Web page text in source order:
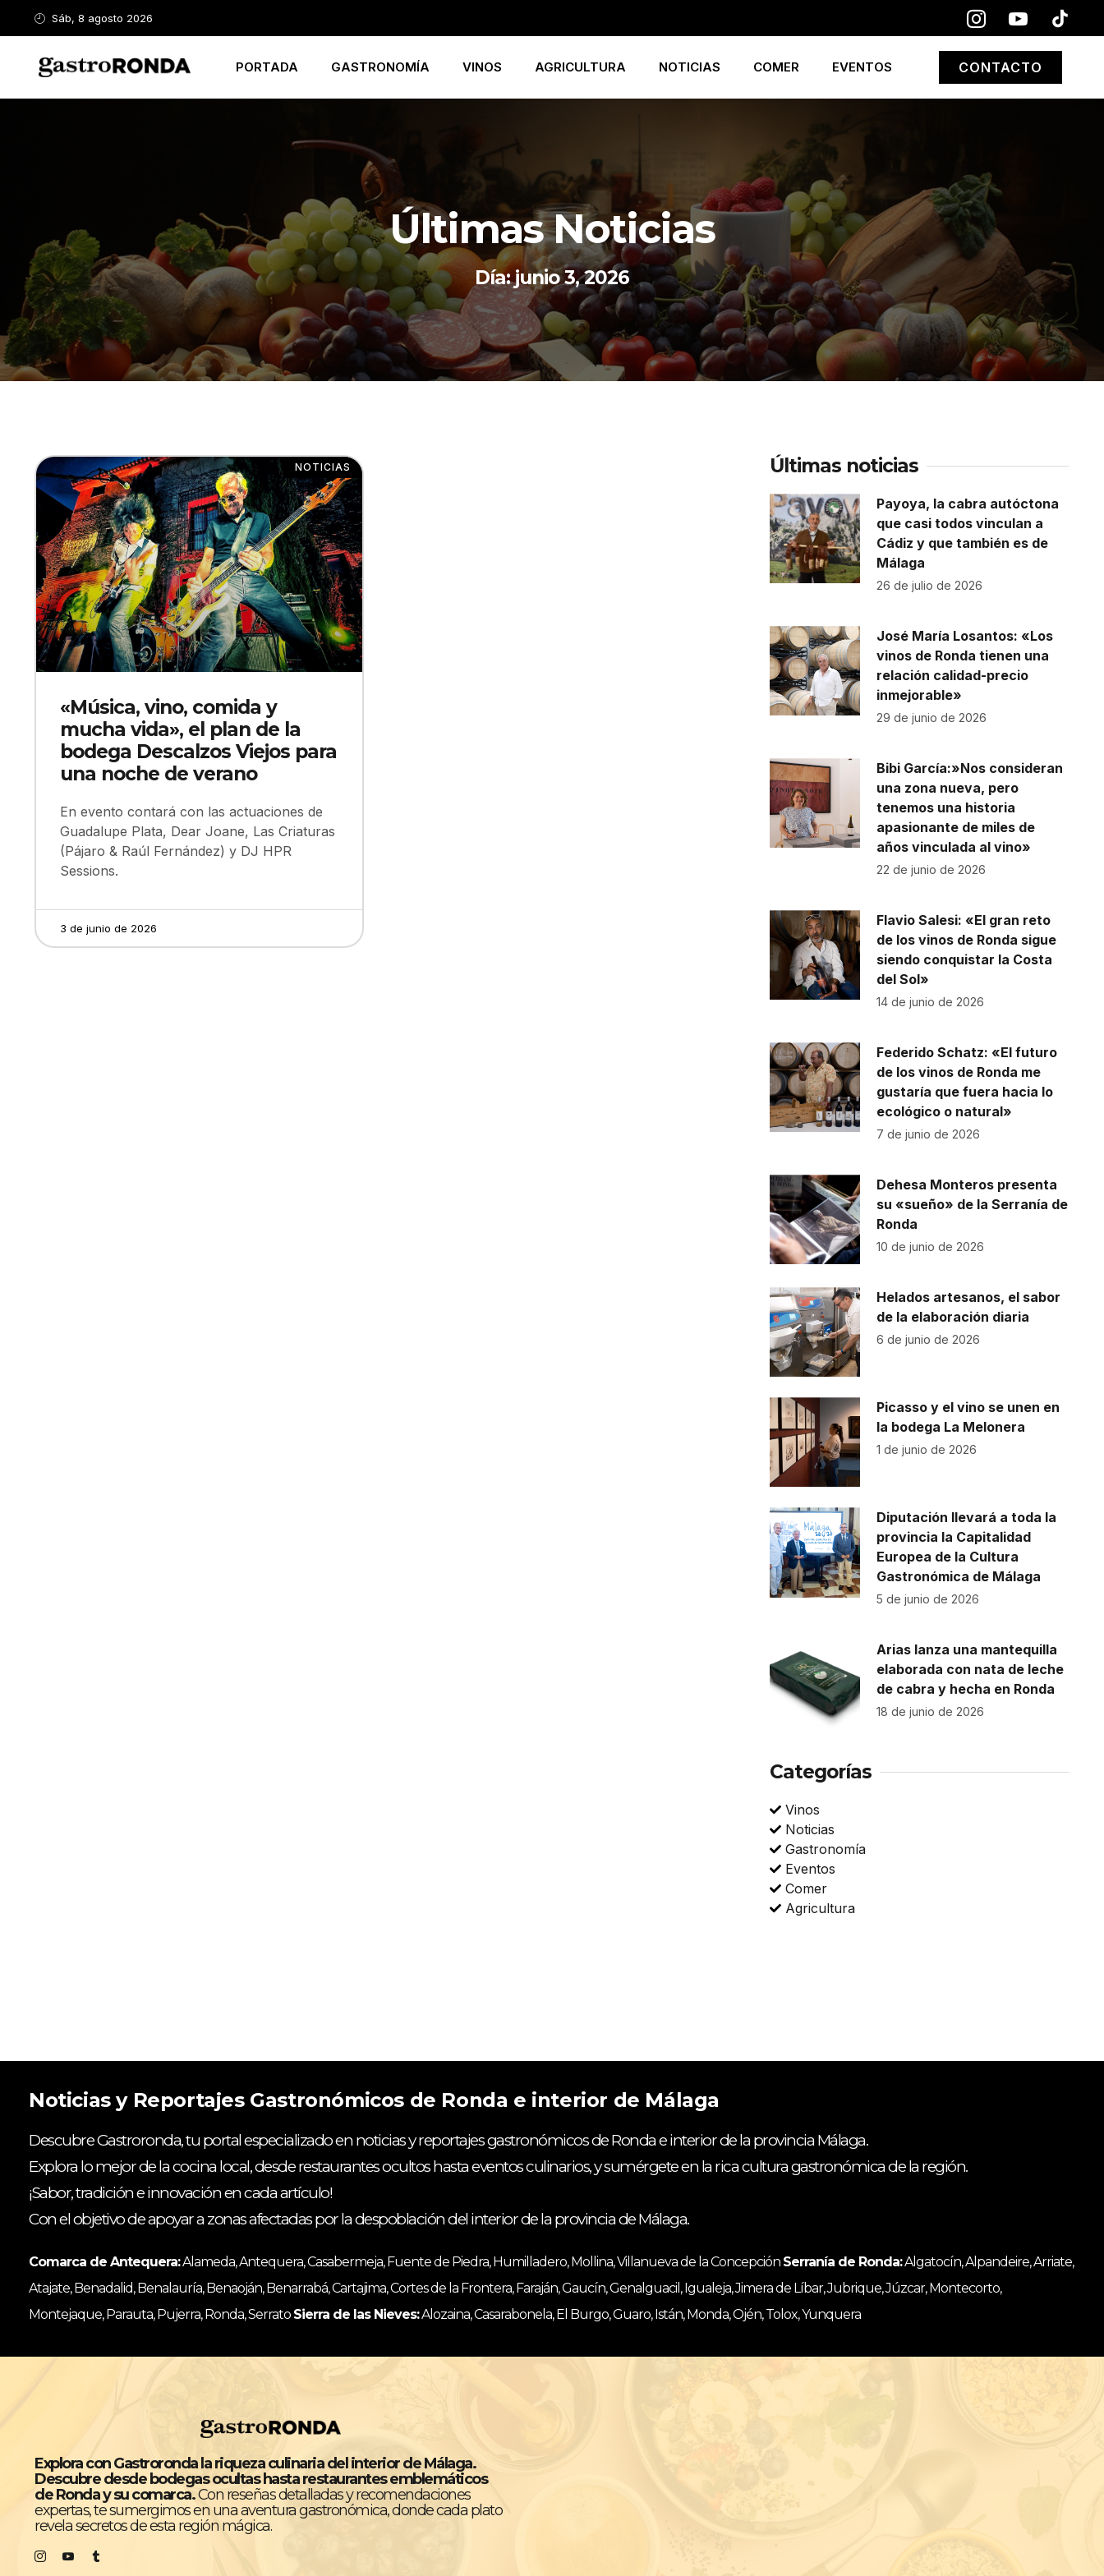
Sáb, 8 agosto 2026
PORTADA GASTRONOMÍA VINOS AGRICULTURA NOTICIAS COMER EVENTOS CONTACTO
Últimas Noticias
Día: junio 3, 2026
NOTICIAS
«Música, vino, comida y
mucha vida», el plan de la
bodega Descalzos Viejos para
una noche de verano
En evento contará con las actuaciones de
Guadalupe Plata, Dear Joane, Las Criaturas
(Pájaro & Raúl Fernández) y DJ HPR
Sessions.
3 de junio de 2026
Últimas noticias
Payoya, la cabra autóctona
que casi todos vinculan a
Cádiz y que también es de
Málaga
26 de julio de 2026
José María Losantos: «Los
vinos de Ronda tienen una
relación calidad-precio
inmejorable»
29 de junio de 2026
Bibi García:»Nos consideran
una zona nueva, pero
tenemos una historia
apasionante de miles de
años vinculada al vino»
22 de junio de 2026
Flavio Salesi: «El gran reto
de los vinos de Ronda sigue
siendo conquistar la Costa
del Sol»
14 de junio de 2026
Federido Schatz: «El futuro
de los vinos de Ronda me
gustaría que fuera hacia lo
ecológico o natural»
7 de junio de 2026
Dehesa Monteros presenta
su «sueño» de la Serranía de
Ronda
10 de junio de 2026
Helados artesanos, el sabor
de la elaboración diaria
6 de junio de 2026
Picasso y el vino se unen en
la bodega La Melonera
1 de junio de 2026
Diputación llevará a toda la
provincia la Capitalidad
Europea de la Cultura
Gastronómica de Málaga
5 de junio de 2026
Arias lanza una mantequilla
elaborada con nata de leche
de cabra y hecha en Ronda
18 de junio de 2026
Categorías
Vinos
Noticias
Gastronomía
Eventos
Comer
Agricultura
Noticias y Reportajes Gastronómicos de Ronda e interior de Málaga
Descubre Gastroronda, tu portal especializado en noticias y reportajes gastronómicos de Ronda e interior de la provincia Málaga.
Explora lo mejor de la cocina local, desde restaurantes ocultos hasta eventos culinarios, y sumérgete en la rica cultura gastronómica de la región.
¡Sabor, tradición e innovación en cada artículo!
Con el objetivo de apoyar a zonas afectadas por la despoblación del interior de la provincia de Málaga.
Comarca de Antequera:Alameda, Antequera, Casabermeja, Fuente de Piedra, Humilladero, Mollina, Villanueva de la Concepción Serranía de Ronda:Algatocín, Alpandeire, Arriate,
Atajate, Benadalid, Benalauría, Benaoján, Benarrabá, Cartajima, Cortes de la Frontera, Faraján, Gaucín, Genalguacil, Igualeja, Jimera de Líbar, Jubrique, Júzcar, Montecorto,
Montejaque, Parauta, Pujerra, Ronda, Serrato Sierra de las Nieves:Alozaina, Casarabonela, El Burgo, Guaro, Istán, Monda, Ojén, Tolox, Yunquera
Explora con Gastroronda la riqueza culinaria del interior de Málaga.
Descubre desde bodegas ocultas hasta restaurantes emblemáticos
de Ronda y su comarca.Con reseñas detalladas y recomendaciones
expertas, te sumergimos en una aventura gastronómica, donde cada plato
revela secretos de esta región mágica.